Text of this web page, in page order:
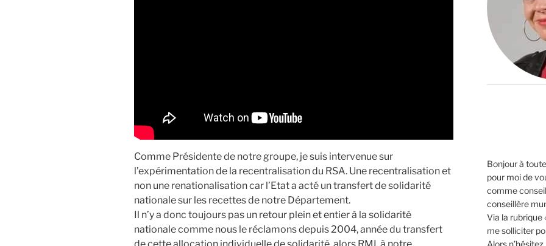
Comme Présidente de notre groupe, je suis intervenue sur
l’expérimentation de la recentralisation du RSA. Une recentralisation et
non une renationalisation car l’Etat a acté un transfert de solidarité
nationale sur les recettes de notre Département.
Il n’y a donc toujours pas un retour plein et entier à la solidarité
nationale comme nous le réclamons depuis 2004, année du transfert
Bonjour à
pour moi de
comme
conseillère
Via la rubrique
me solliciter
Alors